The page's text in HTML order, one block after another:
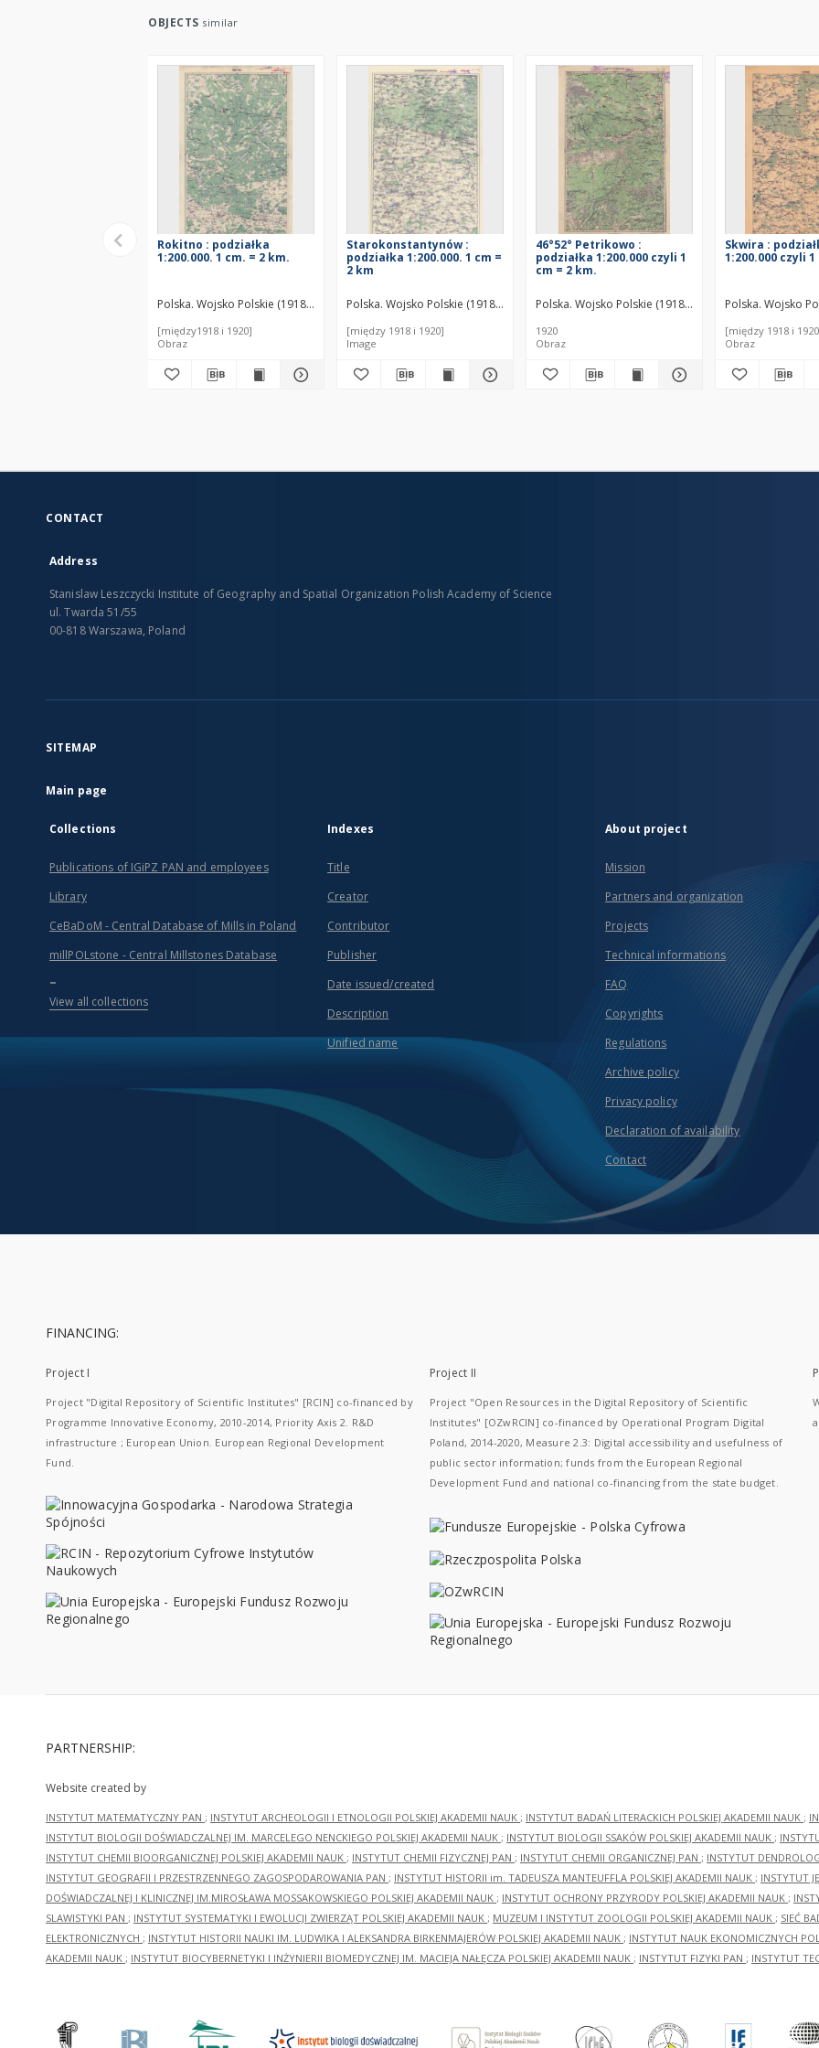
OBJECTS similar
Rokitno : podziałka
1:200.000. 1 cm. = 2 km.
Polska. Wojsko Polskie (1918-1939). Biuro Kartograficzne (Lwów). Wydawca
[między1918 i 1920]
Obraz
Starokonstantynów :
podziałka 1:200.000. 1 cm =
2 km
Polska. Wojsko Polskie (1918-1939). Biuro Kartograficzne (Lwów). Wydawca
[między 1918 i 1920]
Image
46°52° Petrikowo :
podziałka 1:200.000 czyli 1
cm = 2 km.
Polska. Wojsko Polskie (1918-1939). Biuro
1920
Obraz
Skwira :
1:200.000 czyli
Polska. Wojsko
[między 1918 i
Obraz
CONTACT
Address
Stanislaw Leszczycki Institute of Geography and Spatial Organization Polish Academy of Science
ul. Twarda 51/55
00-818 Warszawa, Poland
SITEMAP
Main page
Collections
Publications of IGiPZ PAN and employees
Library
CeBaDoM - Central Database of Mills in Poland
millPOLstone - Central Millstones Database
...
View all collections
Indexes
Title
Creator
Contributor
Publisher
Date issued/created
Description
Unified name
About project
Mission
Partners and organization
Projects
Technical informations
FAQ
Copyrights
Regulations
Archive policy
Privacy policy
Declaration of availability
Contact
FINANCING:
Project I
Project "Digital Repository of Scientific Institutes" [RCIN] co-financed by
Programme Innovative Economy, 2010-2014, Priority Axis 2. R&D
infrastructure ; European Union. European Regional Development
Fund.
Project II
Project "Open Resources in the Digital Repository of Scientific
Institutes" [OZwRCIN] co-financed by Operational Program Digital
Poland, 2014-2020, Measure 2.3: Digital accessibility and usefulness of
public sector information; funds from the European Regional
Development Fund and national co-financing from the state budget.
PARTNERSHIP:
Website created by
INSTYTUT MATEMATYCZNY PAN ; INSTYTUT ARCHEOLOGII I ETNOLOGII POLSKIEJ AKADEMII NAUK ; INSTYTUT BADAŃ LITERACKICH POLSKIEJ AKADEMII NAUK ;
INSTYTUT BIOLOGII DOŚWIADCZALNEJ IM. MARCELEGO NENCKIEGO POLSKIEJ AKADEMII NAUK ; INSTYTUT BIOLOGII SSAKÓW POLSKIEJ AKADEMII NAUK ;
INSTYTUT CHEMII BIOORGANICZNEJ POLSKIEJ AKADEMII NAUK ; INSTYTUT CHEMII FIZYCZNEJ PAN ; INSTYTUT CHEMII ORGANICZNEJ PAN ; INSTYTUT
INSTYTUT GEOGRAFII I PRZESTRZENNEGO ZAGOSPODAROWANIA PAN ; INSTYTUT HISTORII im. TADEUSZA MANTEUFFLA POLSKIEJ AKADEMII NAUK ; INSTYTUT
DOŚWIADCZALNEJ I KLINICZNEJ IM.MIROSŁAWA MOSSAKOWSKIEGO POLSKIEJ AKADEMII NAUK ; INSTYTUT OCHRONY PRZYRODY POLSKIEJ AKADEMII NAUK ;
SLAWISTYKI PAN ; INSTYTUT SYSTEMATYKI I EWOLUCJI ZWIERZĄT POLSKIEJ AKADEMII NAUK ; MUZEUM I INSTYTUT ZOOLOGII POLSKIEJ AKADEMII NAUK ; SIEĆ
ELEKTRONICZNYCH ; INSTYTUT HISTORII NAUKI IM. LUDWIKA I ALEKSANDRA BIRKENMAJERÓW POLSKIEJ AKADEMII NAUK ; INSTYTUT NAUK EKONOMICZNYCH
AKADEMII NAUK ; INSTYTUT BIOCYBERNETYKI I INŻYNIERII BIOMEDYCZNEJ IM. MACIEJA NAŁĘCZA POLSKIEJ AKADEMII NAUK ; INSTYTUT FIZYKI PAN ; INSTYTUT